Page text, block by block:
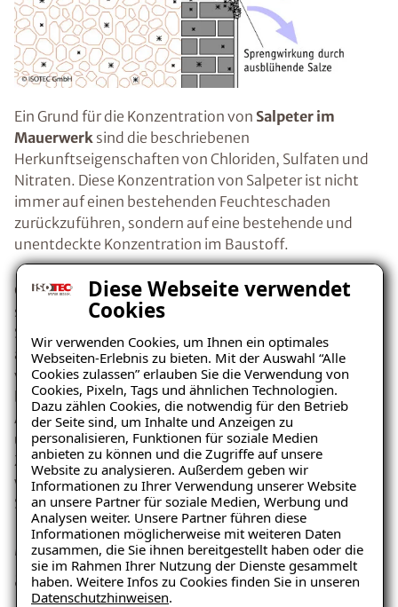
Diese Webseite verwendet
Cookies
Wir verwenden Cookies, um Ihnen ein optimales
Webseiten-Erlebnis zu bieten. Mit der Auswahl “Alle
Cookies zulassen” erlauben Sie die Verwendung von
Cookies, Pixeln, Tags und ähnlichen Technologien.
Dazu zählen Cookies, die notwendig für den Betrieb
der Seite sind, um Inhalte und Anzeigen zu
personalisieren, Funktionen für soziale Medien
anbieten zu können und die Zugriffe auf unsere
Website zu analysieren. Außerdem geben wir
Informationen zu Ihrer Verwendung unserer Website
an unsere Partner für soziale Medien, Werbung und
Analysen weiter. Unsere Partner führen diese
Informationen möglicherweise mit weiteren Daten
zusammen, die Sie ihnen bereitgestellt haben oder die
sie im Rahmen Ihrer Nutzung der Dienste gesammelt
haben. Weitere Infos zu Cookies finden Sie in unseren
Datenschutzhinweisen.
Ein Grund für die Konzentration von Salpeter im
Mauerwerk sind die beschriebenen
Herkunftseigenschaften von Chloriden, Sulfaten und
Nitraten. Diese Konzentration von Salpeter ist nicht
immer auf einen bestehenden Feuchteschaden
zurückzuführen, sondern auf eine bestehende und
unentdeckte Konzentration im Baustoff.
Grundsätzlich ist Salpeter im Mauerwerk auch nicht
schädlich, denn zu Schäden kommt es erst, wenn der
Salpeter Feuchtigkeit aufnimmt, daraufhin
auskristallisiert und sich somit ausdehnt. Die Fähigkeit
von Salpeter Luftfeuchtigkeit aufzunehmen,
bezeichnet man hygroskopische Feuchte. Bei der
Auskristallisation vergrößert Salpeter sein Volumen
und lässt somit denPutz abplatzen. Der kristalline
Zustand des Salpeters schlägt sich optisch wie ein
weißer Flaum dar und wird deshalb oft mit
Schimmelpilzen verwechselt.
Mögliche Ursache: Kapillar
aufsteigende Feuchtigkeit
Ratgeber „Sofort-Tipps bei
Salpeter“
– jetzt kostenlos
herunterladen!